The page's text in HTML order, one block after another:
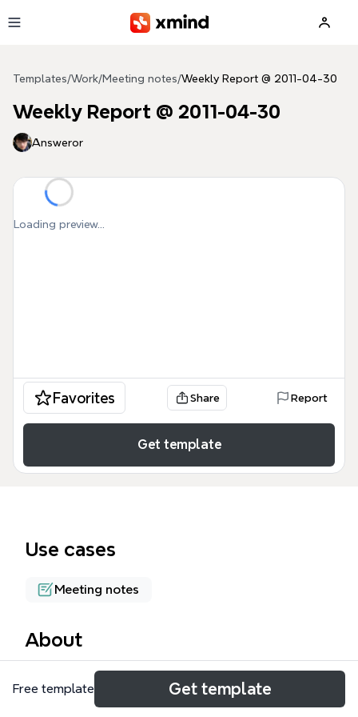
Templates/Work/Meeting notes/Weekly Report @ 2011-04-30
Weekly Report @ 2011-04-30
Answeror
Loading preview...
Favorites Share Report
Get template
Use cases
Meeting notes
About
该周报模板由一位大学生在2011年4月30日创建，用于
记录创新实践结题答辩期间的学习与工作进展。模板包
Free template Get template